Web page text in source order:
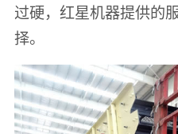
过硬，红星机器提供的
择。